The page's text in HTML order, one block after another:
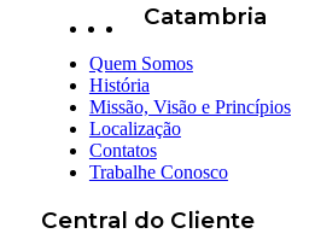
Catambria
Quem Somos
História
Missão, Visão e Princípios
Localização
Contatos
Trabalhe Conosco
Central do Cliente